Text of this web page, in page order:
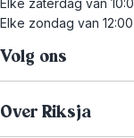
Elke zaterdag van
Elke zondag van
Volg ons
Over Riksja